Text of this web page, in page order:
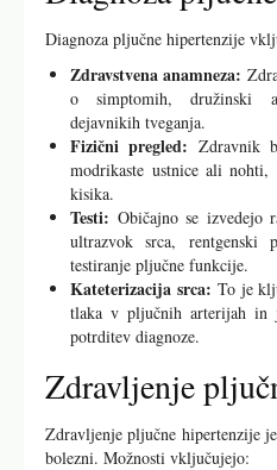
Diagnoza pljučne hipertenzije
Zdravstvena anamneza:
o simptomih, družinski
dejavnikih tveganja.
Fizični pregled: Zdravnik
modrikaste ustnice ali
kisika.
Testi: Običajno se izvedejo
ultrazvok srca, rentgenski
testiranje pljučne funkcije.
Kateterizacija srca: To je
tlaka v pljučnih arterijah in
potrditev diagnoze.
Zdravljenje
Zdravljenje pljučne hipertenzije
bolezni. Možnosti vključujejo: